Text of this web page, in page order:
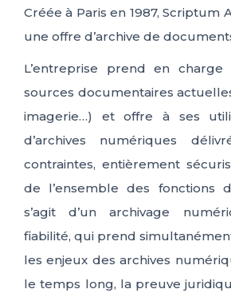
Créée à Paris en 1987, Scriptum
une offre d’archive de
L’entreprise prend en charge
sources documentaires
imagerie…) et offre à ses
d’archives numériques
contraintes, entièrement
de l’ensemble des fonctions
s’agit d’un archivage
fiabilité, qui prend
les enjeux des archives
le temps long, la preuve